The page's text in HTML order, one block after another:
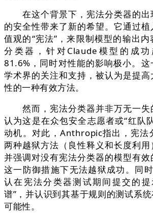
在这个背景下，宪法分类器的出
的安全性带来了新的希望。它通过
值观的“宪法”，来限制模型的输出
分类器，针对Claude模型的成
81.6%，同时对性能的影响极小。这
学术界的关注和支持，被认为是提
性的一种有效方法。
然而，宪法分类器并非万无一失
认为这是在众包安全志愿者或“红队
动机。对此，Anthropic指出，宪法
两种越狱方法（良性释义和长度利用
并强调对没有宪法分类器的模型有
这一防御措施下无法越狱成功。同
认在宪法分类器测试期间提交的
谱”，并认识到其基于规则的测试系
可能性。